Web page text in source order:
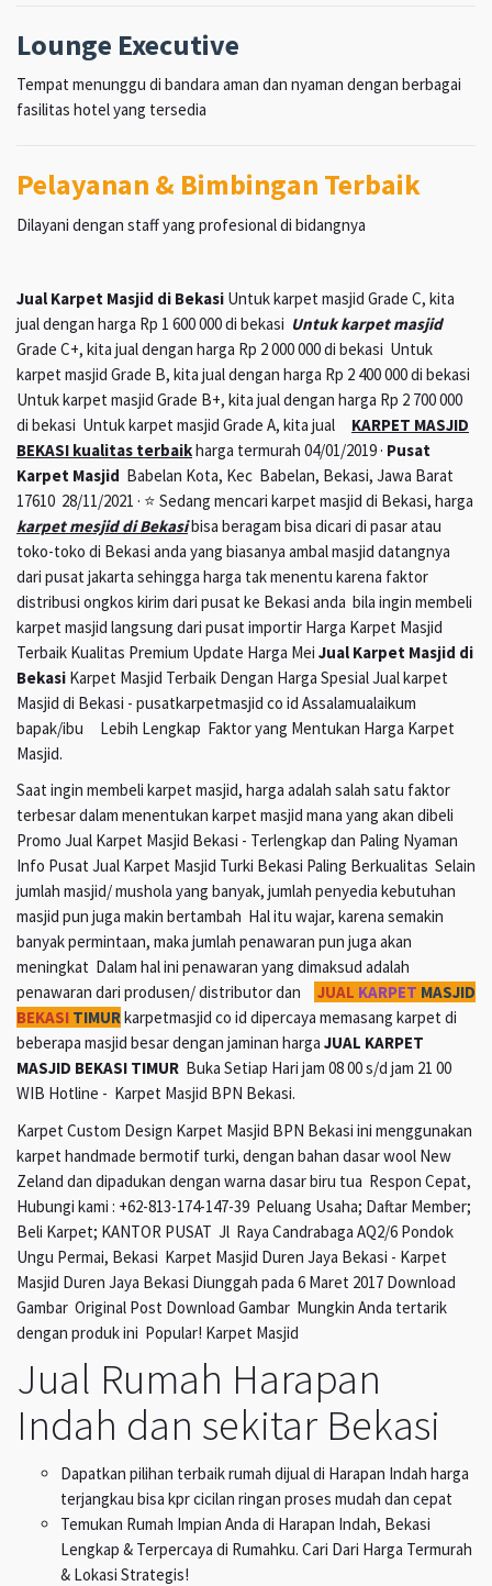
Lounge Executive
Tempat menunggu di bandara aman dan nyaman dengan berbagai
fasilitas hotel yang tersedia
Pelayanan & Bimbingan Terbaik
Dilayani dengan staff yang profesional di bidangnya
Jual Karpet Masjid di Bekasi Untuk karpet masjid Grade C, kita
jual dengan harga Rp 1 600 000 di bekasi Untuk karpet masjid
Grade C+, kita jual dengan harga Rp 2 000 000 di bekasi Untuk
karpet masjid Grade B, kita jual dengan harga Rp 2 400 000 di bekasi
Untuk karpet masjid Grade B+, kita jual dengan harga Rp 2 700 000
di bekasi Untuk karpet masjid Grade A, kita jual KARPET MASJID
BEKASI kualitas terbaikharga termurah 04/01/2019 · Pusat
Karpet Masjid Babelan Kota, Kec Babelan, Bekasi, Jawa Barat
17610 28/11/2021 · ⭐ Sedang mencari karpet masjid di Bekasi, harga
karpet mesjid di Bekasibisa beragam bisa dicari di pasar atau
toko-toko di Bekasi anda yang biasanya ambal masjid datangnya
dari pusat jakarta sehingga harga tak menentu karena faktor
distribusi ongkos kirim dari pusat ke Bekasi anda bila ingin membeli
karpet masjid langsung dari pusat importir Harga Karpet Masjid
Terbaik Kualitas Premium Update Harga Mei Jual Karpet Masjid di
Bekasi Karpet Masjid Terbaik Dengan Harga Spesial Jual karpet
Masjid di Bekasi - pusatkarpetmasjid co id Assalamualaikum
bapak/ibu Lebih Lengkap Faktor yang Mentukan Harga Karpet
Masjid.
Saat ingin membeli karpet masjid, harga adalah salah satu faktor
terbesar dalam menentukan karpet masjid mana yang akan dibeli
Promo Jual Karpet Masjid Bekasi - Terlengkap dan Paling Nyaman
Info Pusat Jual Karpet Masjid Turki Bekasi Paling Berkualitas Selain
jumlah masjid/ mushola yang banyak, jumlah penyedia kebutuhan
masjid pun juga makin bertambah Hal itu wajar, karena semakin
banyak permintaan, maka jumlah penawaran pun juga akan
meningkat Dalam hal ini penawaran yang dimaksud adalah
penawaran dari produsen/ distributor dan
JUAL KARPET MASJID
BEKASI TIMURkarpetmasjid co id dipercaya memasang karpet di
beberapa masjid besar dengan jaminan harga JUAL KARPET
MASJID BEKASI TIMUR Buka Setiap Hari jam 08 00 s/d jam 21 00
WIB Hotline - Karpet Masjid BPN Bekasi.
Karpet Custom Design Karpet Masjid BPN Bekasi ini menggunakan
karpet handmade bermotif turki, dengan bahan dasar wool New
Zeland dan dipadukan dengan warna dasar biru tua Respon Cepat,
Hubungi kami : +62-813-174-147-39 Peluang Usaha; Daftar Member;
Beli Karpet; KANTOR PUSAT Jl Raya Candrabaga AQ2/6 Pondok
Ungu Permai, Bekasi Karpet Masjid Duren Jaya Bekasi - Karpet
Masjid Duren Jaya Bekasi Diunggah pada 6 Maret 2017 Download
Gambar Original Post Download Gambar Mungkin Anda tertarik
dengan produk ini Popular! Karpet Masjid
Jual Rumah Harapan
Indah dan sekitar Bekasi
Dapatkan pilihan terbaik rumah dijual di Harapan Indah harga
terjangkau bisa kpr cicilan ringan proses mudah dan cepat
Temukan Rumah Impian Anda di Harapan Indah, Bekasi
Lengkap & Terpercaya di Rumahku. Cari Dari Harga Termurah
& Lokasi Strategis!